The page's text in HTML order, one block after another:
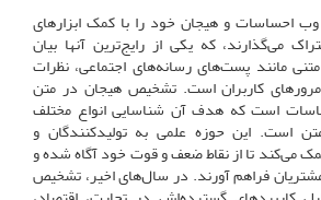
وب احساسات و هیجان خود را با کمک ابزارهای
می‌گذارند، که یکی از رایج‌ترین آنها بیان
مانند پست‌های رسانه‌های اجتماعی، نظرات
کاربران است. تشخیص هیجان در متن
است که هدف آن شناسایی انواع مختلف
است. این حوزه علمی به تولیدکنندگان و
می‌کند تا از نقاط ضعف و قوت خود آگاه شده و
فراهم آورند. در سال‌های اخیر، تشخیص